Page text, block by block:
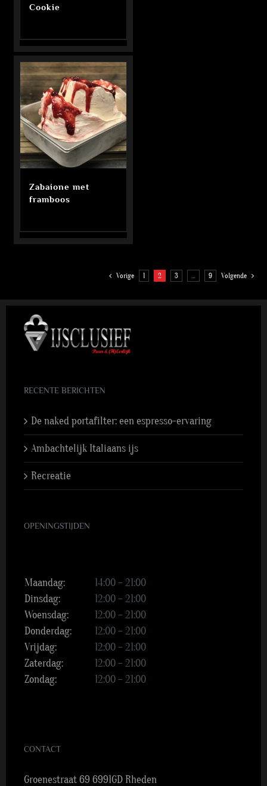
Cookie
Zabaione met
framboos
Vorige 1 2 3 … 9 Volgende
RECENTE BERICHTEN
De naked portafilter: een espresso-ervaring
Ambachtelijk Italiaans ijs
Recreatie
OPENINGSTIJDEN
Maandag:
14:00 – 21:00
Dinsdag:
12:00 – 21:00
Woensdag:
12:00 – 21:00
Donderdag:
12:00 – 21:00
Vrijdag:
12:00 – 21:00
Zaterdag:
12:00 – 21:00
Zondag:
12:00 – 21:00
CONTACT
Groenestraat 69 6991GD Rheden